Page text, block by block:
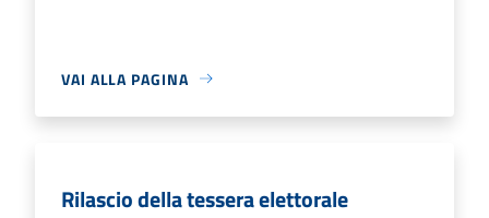
VAI ALLA PAGINA
Rilascio della tessera elettorale